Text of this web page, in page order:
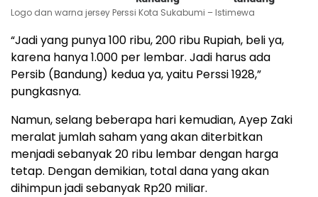
Logo dan warna jersey Perssi Kota Sukabumi – Istimewa
“Jadi yang punya 100 ribu, 200 ribu Rupiah, beli ya,
karena hanya 1.000 per lembar. Jadi harus ada
Persib (Bandung) kedua ya, yaitu Perssi 1928,”
pungkasnya.
Namun, selang beberapa hari kemudian, Ayep Zaki
meralat jumlah saham yang akan diterbitkan
menjadi sebanyak 20 ribu lembar dengan harga
tetap. Dengan demikian, total dana yang akan
dihimpun jadi sebanyak Rp20 miliar.